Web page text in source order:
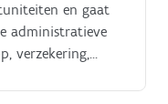
en gaat
administratieve
verzekering,